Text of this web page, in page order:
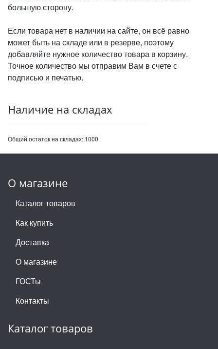
большую сторону.
Если товара нет в наличии на сайте, он всё равно
может быть на складе или в резерве, поэтому
добавляйте нужное количество товара в корзину.
Точное количество мы отправим Вам в счете с
подписью и печатью.
Наличие на складах
Общий остаток на складах: 1000
О магазине
Каталог товаров
Как купить
Доставка
О магазине
ГОСТы
Контакты
Каталог товаров